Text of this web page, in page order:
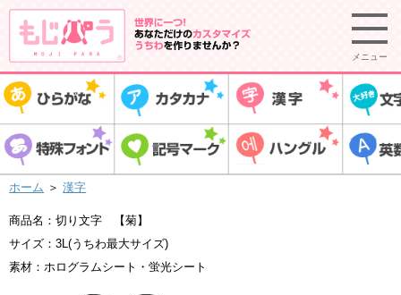
メニュー
ホーム ＞ 漢字
商品名：切り文字 【菊】
サイズ：3L(うちわ最大サイズ)
素材：ホログラムシート・蛍光シート